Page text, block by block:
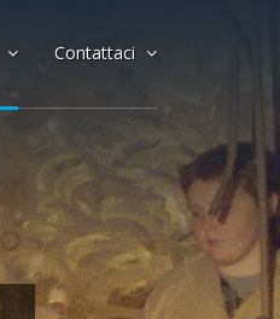
Contattaci